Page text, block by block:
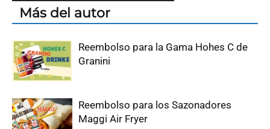
Más del autor
Reembolso para la Gama Hohes C de
Granini
Reembolso para los Sazonadores
Maggi Air Fryer